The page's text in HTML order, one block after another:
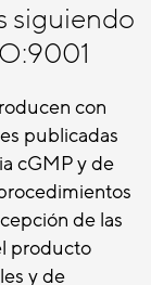
siguiendo
con
publicadas
cGMP y de
de las
producto
y de